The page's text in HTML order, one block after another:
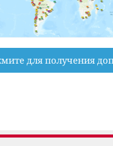
для получения